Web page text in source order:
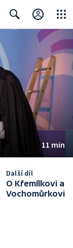
Close
11 min
Další díl
O Křemílkovi a
Vochomůrkovi